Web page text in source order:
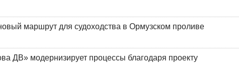
маршрут для судоходства в Ормузском проливе
ДВ» модернизирует процессы благодаря проекту